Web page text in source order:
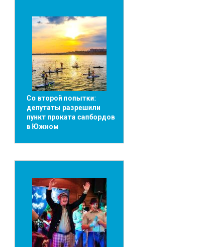
Со второй попытки:
депутаты разрешили
пункт проката сапбордов
в Южном